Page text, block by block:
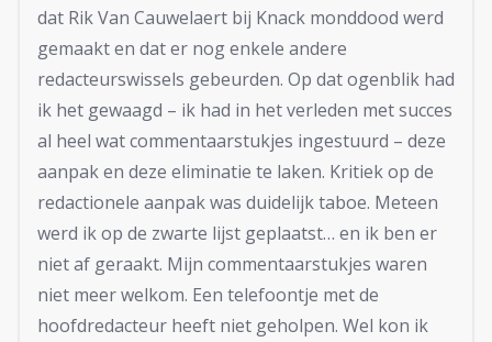
dat Rik Van Cauwelaert bij Knack monddood werd
gemaakt en dat er nog enkele andere
redacteurswissels gebeurden. Op dat ogenblik had
ik het gewaagd – ik had in het verleden met succes
al heel wat commentaarstukjes ingestuurd – deze
aanpak en deze eliminatie te laken. Kritiek op de
redactionele aanpak was duidelijk taboe. Meteen
werd ik op de zwarte lijst geplaatst… en ik ben er
niet af geraakt. Mijn commentaarstukjes waren
niet meer welkom. Een telefoontje met de
hoofdredacteur heeft niet geholpen. Wel kon ik